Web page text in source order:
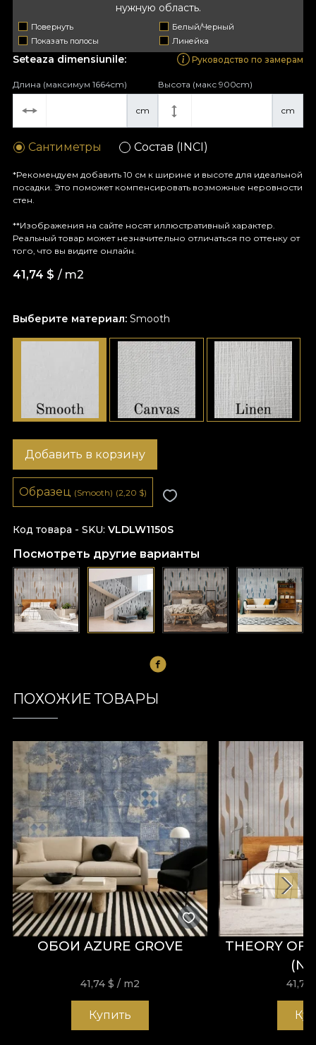
нужную область.
Повернуть
Белый/Черный
Показать полосы
Линейка
Выберите материал: Smooth
Seteaza dimensiunile: Руководство по замерам
cm
Длина (максимум 1664cm)
cm
Высота (макс 900cm)
Сантиметры Состав (INCI)
*Рекомендуем добавить 10 см к ширине и высоте для идеальной
посадки. Это поможет компенсировать возможные неровности
стен.
**Изображения на сайте носят иллюстративный характер.
Реальный товар может незначительно отличаться по оттенку от
того, что вы видите онлайн.
41,74 $ / m2
Код товара - SKU VLDLW1150S
Добавить в корзину
Образец (Smooth) (2,20 $)
Посмотреть другие варианты
ПОХОЖИЕ ТОВАРЫ
ОБОИ AZURE GROVE
41,74$ / m2
Купить
THEORY OF
41,74